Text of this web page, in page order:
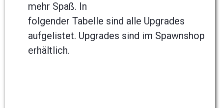
mehr Spaß. In
folgender Tabelle sind alle Upgrades
aufgelistet. Upgrades sind im Spawnshop
erhältlich.